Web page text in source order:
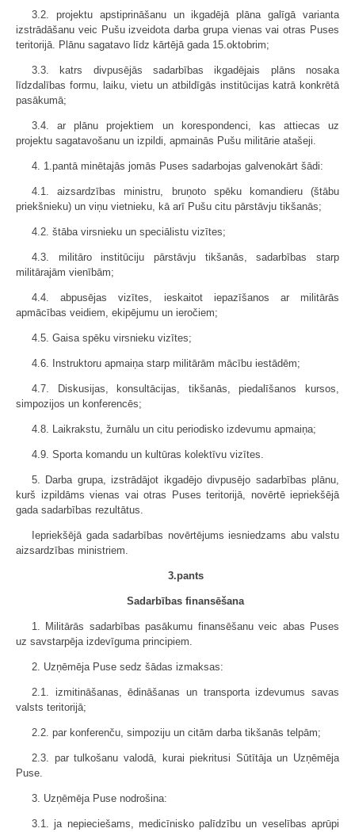
3.2. projektu apstiprināšanu un ikgadējā plāna galīgā varianta
izstrādāšanu veic Pušu izveidota darba grupa vienas vai otras Puses
teritorijā. Plānu sagatavo līdz kārtējā gada 15.oktobrim;
3.3. katrs divpusējās sadarbības ikgadējais plāns nosaka
līdzdalības formu, laiku, vietu un atbildīgās institūcijas katrā konkrētā
pasākumā;
3.4. ar plānu projektiem un korespondenci, kas attiecas uz
projektu sagatavošanu un izpildi, apmainās Pušu militārie atašeji.
4. 1.pantā minētajās jomās Puses sadarbojas galvenokārt šādi:
4.1. aizsardzības ministru, bruņoto spēku komandieru (štābu
priekšnieku) un viņu vietnieku, kā arī Pušu citu pārstāvju tikšanās;
4.2. štāba virsnieku un speciālistu vizītes;
4.3. militāro institūciju pārstāvju tikšanās, sadarbības starp
militārajām vienībām;
4.4. abpusējas vizītes, ieskaitot iepazīšanos ar militārās
apmācības veidiem, ekipējumu un ieročiem;
4.5. Gaisa spēku virsnieku vizītes;
4.6. Instruktoru apmaiņa starp militārām mācību iestādēm;
4.7. Diskusijas, konsultācijas, tikšanās, piedalīšanos kursos,
simpozijos un konferencēs;
4.8. Laikrakstu, žurnālu un citu periodisko izdevumu apmaiņa;
4.9. Sporta komandu un kultūras kolektīvu vizītes.
5. Darba grupa, izstrādājot ikgadējo divpusējo sadarbības plānu,
kurš izpildāms vienas vai otras Puses teritorijā, novērtē iepriekšējā
gada sadarbības rezultātus.
Iepriekšējā gada sadarbības novērtējums iesniedzams abu valstu
aizsardzības ministriem.
3.pants
Sadarbības finansēšana
1. Militārās sadarbības pasākumu finansēšanu veic abas Puses
uz savstarpēja izdevīguma principiem.
2. Uzņēmēja Puse sedz šādas izmaksas:
2.1. izmitināšanas, ēdināšanas un transporta izdevumus savas
valsts teritorijā;
2.2. par konferenču, simpoziju un citām darba tikšanās telpām;
2.3. par tulkošanu valodā, kurai piekritusi Sūtītāja un Uzņēmēja
Puse.
3. Uzņēmēja Puse nodrošina:
3.1. ja nepieciešams, medicīnisko palīdzību un veselības aprūpi